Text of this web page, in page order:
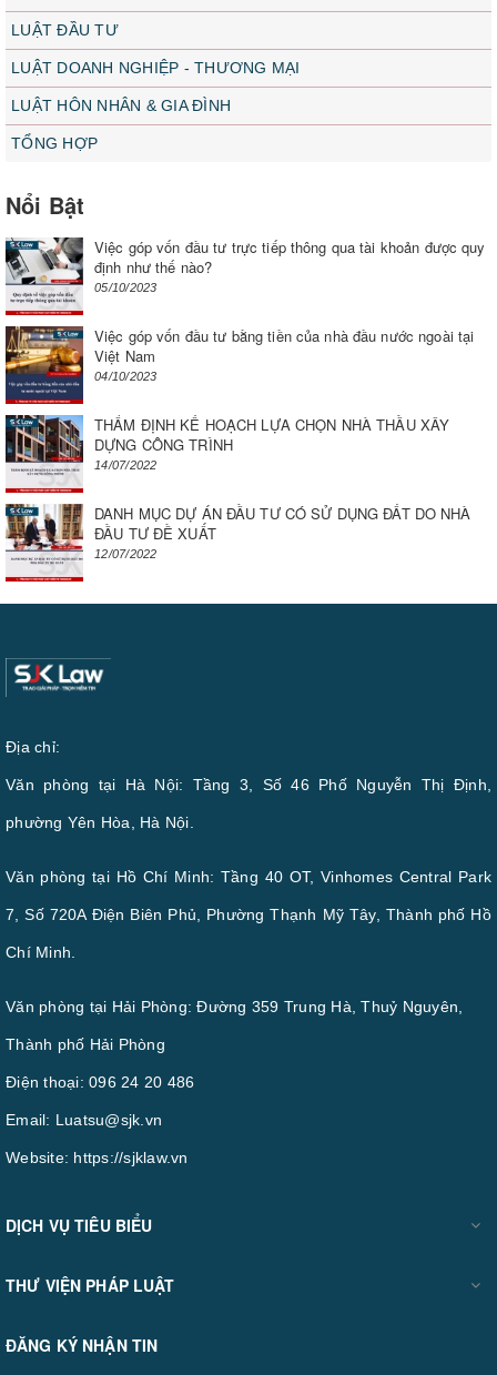
LUẬT ĐẦU TƯ
LUẬT DOANH NGHIỆP - THƯƠNG MẠI
LUẬT HÔN NHÂN & GIA ĐÌNH
TỔNG HỢP
Nổi Bật
Việc góp vốn đầu tư trực tiếp thông qua tài khoản được quy
định như thế nào?
05/10/2023
Việc góp vốn đầu tư bằng tiền của nhà đầu nước ngoài tại
Việt Nam
04/10/2023
THẨM ĐỊNH KẾ HOẠCH LỰA CHỌN NHÀ THẦU XÂY
DỰNG CÔNG TRÌNH
14/07/2022
DANH MỤC DỰ ÁN ĐẦU TƯ CÓ SỬ DỤNG ĐẤT DO NHÀ
ĐẦU TƯ ĐỀ XUẤT
12/07/2022
Địa chỉ:
Văn phòng tại Hà Nội: Tầng 3, Số 46 Phố Nguyễn Thị Định,
phường Yên Hòa, Hà Nội.
Văn phòng tại Hồ Chí Minh: Tầng 40 OT, Vinhomes Central Park
7, Số 720A Điện Biên Phủ, Phường Thạnh Mỹ Tây, Thành phố Hồ
Chí Minh.
Văn phòng tại Hải Phòng: Đường 359 Trung Hà, Thuỷ Nguyên,
Thành phố Hải Phòng
Điện thoại: 096 24 20 486
Email: Luatsu@sjk.vn
Website: https://sjklaw.vn
DỊCH VỤ TIÊU BIỂU
THƯ VIỆN PHÁP LUẬT
ĐĂNG KÝ NHẬN TIN